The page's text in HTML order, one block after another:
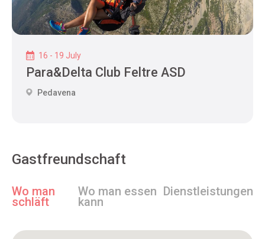
16 - 19 July
Para&Delta Club Feltre ASD
Pedavena
Gastfreundschaft
Wo man
schläft
Wo man essen
kann
Dienstleistungen